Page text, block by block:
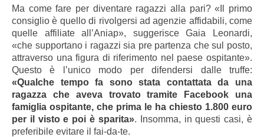
Ma come fare per diventare ragazzi alla pari? «Il primo
consiglio è quello di rivolgersi ad agenzie affidabili, come
quelle affiliate all’Aniap», suggerisce Gaia Leonardi,
«che supportano i ragazzi sia pre partenza che sul posto,
attraverso una figura di riferimento nel paese ospitante».
Questo è l’unico modo per difendersi dalle truffe:
«Qualche tempo fa sono stata contattata da una
ragazza che aveva trovato tramite Facebook una
famiglia ospitante, che prima le ha chiesto 1.800 euro
per il visto e poi è sparita». Insomma, in questi casi, è
preferibile evitare il fai-da-te.